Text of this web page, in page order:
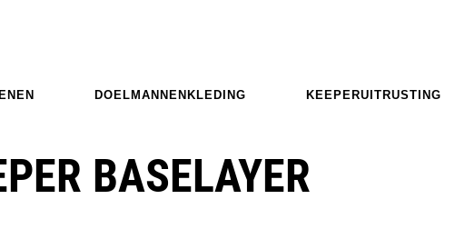
DOELMANNENKLEDING KEEPERUITRUSTING
BASELAYER